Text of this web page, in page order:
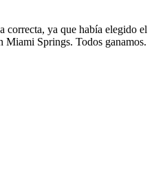
correcta, ya que había elegido el
Miami Springs. Todos ganamos.